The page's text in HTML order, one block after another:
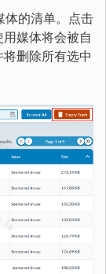
体的清单。点击
媒体将会被自
删除所有选中